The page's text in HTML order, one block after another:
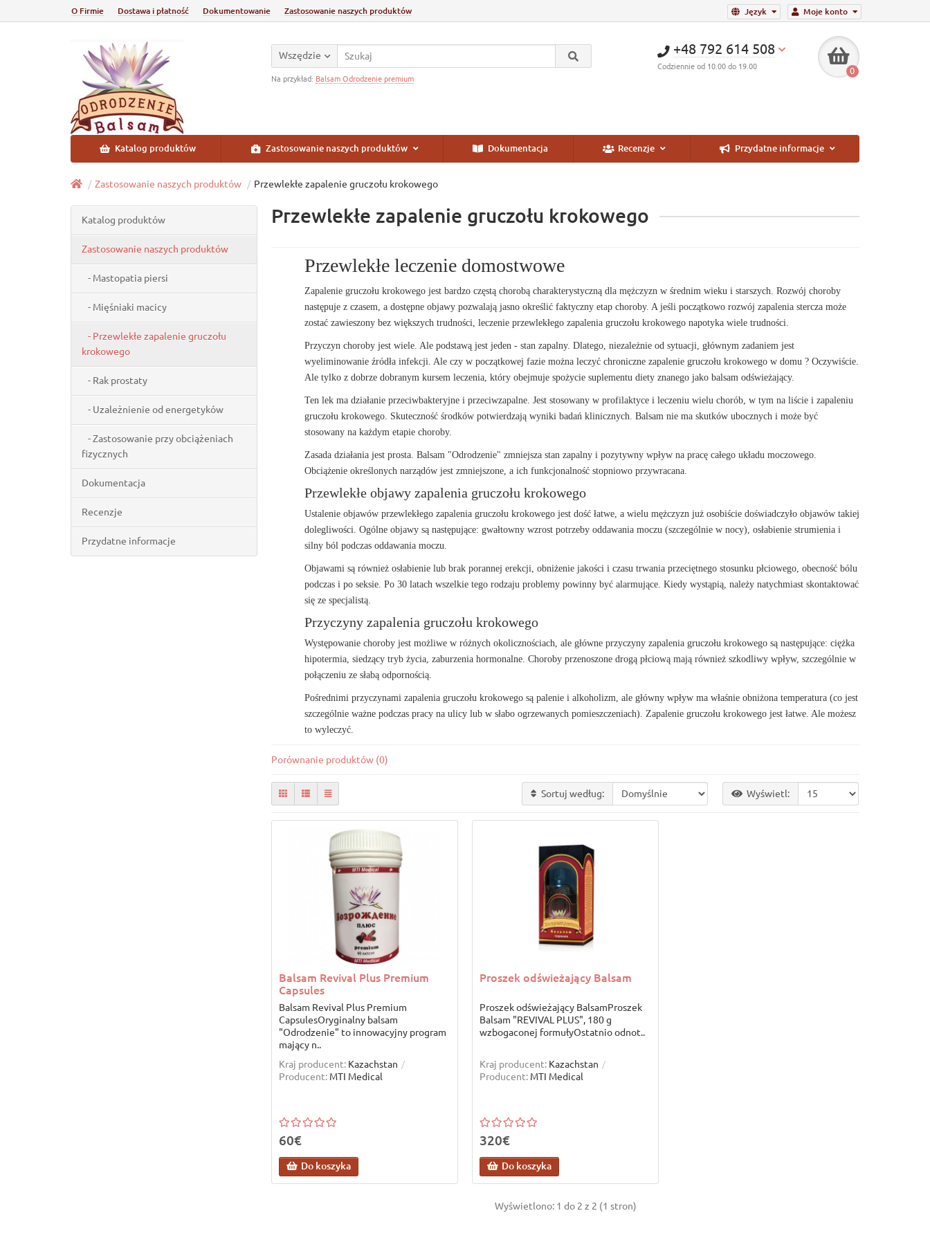
Moje konto
Język
O Firmie Dostawa i płatność Dokumentowanie Zastosowanie naszych produktów
+48 792 614 508
Codziennie od 10.00 do 19.00 0
Wszędzie
Na przykład: Balsam Odrodzenie premium
Katalog produktów Zastosowanie naszych produktów Dokumentacja Recenzje Przydatne informacje
Zastosowanie naszych produktów Przewlekłe zapalenie gruczołu krokowego
Katalog produktów
Zastosowanie naszych produktów
- Mastopatia piersi
- Mięśniaki macicy
- Przewlekłe zapalenie gruczołu
krokowego
- Rak prostaty
- Uzależnienie od energetyków
- Zastosowanie przy obciążeniach
fizycznych
Dokumentacja
Recenzje
Przydatne informacje
Przewlekłe zapalenie gruczołu krokowego
Przewlekłe leczenie domostwowe
Zapalenie gruczołu krokowego jest bardzo częstą chorobą charakterystyczną dla mężczyzn w średnim wieku i starszych. Rozwój choroby
następuje z czasem, a dostępne objawy pozwalają jasno określić faktyczny etap choroby. A jeśli początkowo rozwój zapalenia stercza może
zostać zawieszony bez większych trudności, leczenie przewlekłego zapalenia gruczołu krokowego napotyka wiele trudności.
Przyczyn choroby jest wiele. Ale podstawą jest jeden - stan zapalny. Dlatego, niezależnie od sytuacji, głównym zadaniem jest
wyeliminowanie źródła infekcji. Ale czy w początkowej fazie można leczyć chroniczne zapalenie gruczołu krokowego w domu ? Oczywiście.
Ale tylko z dobrze dobranym kursem leczenia, który obejmuje spożycie suplementu diety znanego jako balsam odświeżający.
Ten lek ma działanie przeciwbakteryjne i przeciwzapalne. Jest stosowany w profilaktyce i leczeniu wielu chorób, w tym na liście i zapaleniu
gruczołu krokowego. Skuteczność środków potwierdzają wyniki badań klinicznych. Balsam nie ma skutków ubocznych i może być
stosowany na każdym etapie choroby.
Zasada działania jest prosta. Balsam "Odrodzenie" zmniejsza stan zapalny i pozytywny wpływ na pracę całego układu moczowego.
Obciążenie określonych narządów jest zmniejszone, a ich funkcjonalność stopniowo przywracana.
Przewlekłe objawy zapalenia gruczołu krokowego
Ustalenie objawów przewlekłego zapalenia gruczołu krokowego jest dość łatwe, a wielu mężczyzn już osobiście doświadczyło objawów takiej
dolegliwości. Ogólne objawy są następujące: gwałtowny wzrost potrzeby oddawania moczu (szczególnie w nocy), osłabienie strumienia i
silny ból podczas oddawania moczu.
Objawami są również osłabienie lub brak porannej erekcji, obniżenie jakości i czasu trwania przeciętnego stosunku płciowego, obecność bólu
podczas i po seksie. Po 30 latach wszelkie tego rodzaju problemy powinny być alarmujące. Kiedy wystąpią, należy natychmiast skontaktować
się ze specjalistą.
Przyczyny zapalenia gruczołu krokowego
Występowanie choroby jest możliwe w różnych okolicznościach, ale główne przyczyny zapalenia gruczołu krokowego są następujące: ciężka
hipotermia, siedzący tryb życia, zaburzenia hormonalne. Choroby przenoszone drogą płciową mają również szkodliwy wpływ, szczególnie w
połączeniu ze słabą odpornością.
Pośrednimi przyczynami zapalenia gruczołu krokowego są palenie i alkoholizm, ale główny wpływ ma właśnie obniżona temperatura (co jest
szczególnie ważne podczas pracy na ulicy lub w słabo ogrzewanych pomieszczeniach). Zapalenie gruczołu krokowego jest łatwe. Ale możesz
to wyleczyć.
Porównanie produktów (0)
Sortuj według: Wyświetl:
Balsam Revival Plus Premium
Capsules
Balsam Revival Plus Premium
CapsulesOryginalny balsam
"Odrodzenie" to innowacyjny program
mający n..
Kraj producent: Kazachstan
Producent: MTI Medical
60€
Do koszyka
Proszek odświeżający Balsam
Proszek odświeżający BalsamProszek
Balsam "REVIVAL PLUS", 180 g
wzbogaconej formułyOstatnio odnot..
Kraj producent: Kazachstan
Producent: MTI Medical
320€
Do koszyka
Wyświetlono: 1 do 2 z 2 (1 stron)